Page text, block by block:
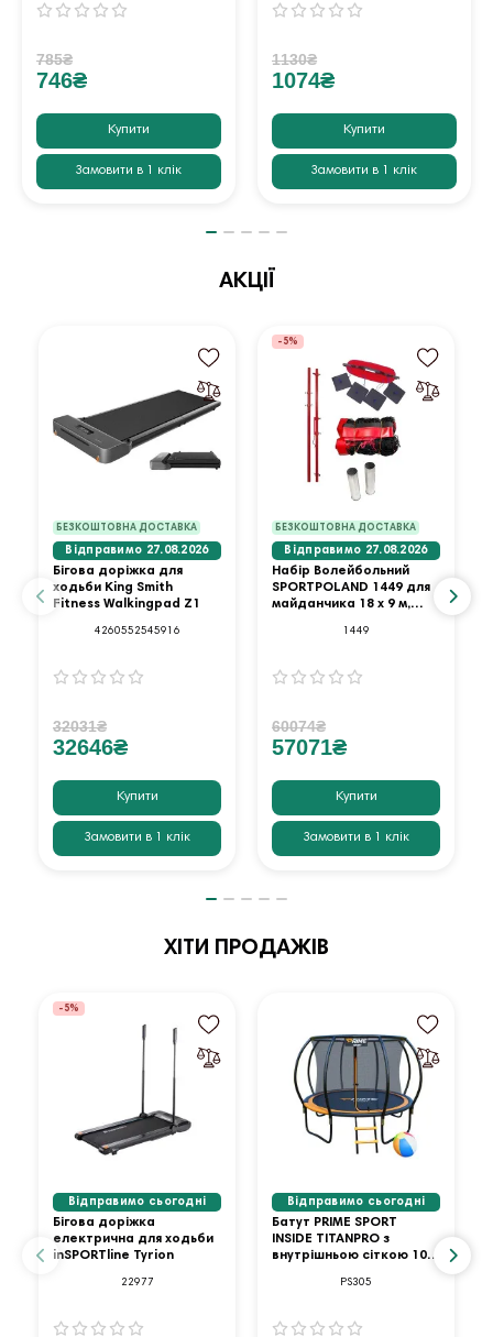
785₴
746₴
Купити
Замовити в 1 клік
1130₴
1074₴
Купити
Замовити в 1 клік
АКЦІЇ
БЕЗКОШТОВНА ДОСТАВКА
Відправимо 27.08.2026
Бігова доріжка для
ходьби King Smith
Fitness Walkingpad Z1
4260552545916
32031₴
32646₴
Купити
Замовити в 1 клік
БЕЗКОШТОВНА ДОСТАВКА
-5%
Відправимо 27.08.2026
Набір Волейбольний
SPORTPOLAND 1449 для
майданчика 18 х 9 м,
1449
60074₴
57071₴
Купити
Замовити в 1 клік
ХІТИ ПРОДАЖІВ
-5%
Відправимо сьогодні
Бігова доріжка
електрична для ходьби
inSPORTline Tyrion
22977
Відправимо сьогодні
Батут PRIME SPORT
INSIDE TITANPRO з
внутрішньою сіткою 10
PS305